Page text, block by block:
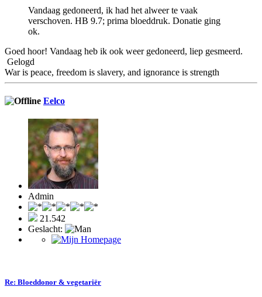
Vandaag gedoneerd, ik had het alweer te vaak
verschoven. HB 9.7; prima bloeddruk. Donatie ging
ok.
Goed hoor! Vandaag heb ik ook weer gedoneerd, liep gesmeerd.
Gelogd
War is peace, freedom is slavery, and ignorance is strength
Eelco
Admin
21.542
Geslacht:
Re: Bloeddonor & vegetariër